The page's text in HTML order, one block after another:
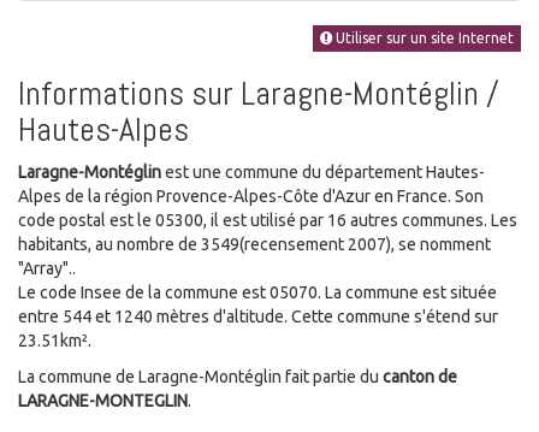
Utiliser sur un site Internet
Informations sur Laragne-Montéglin /
Hautes-Alpes
Laragne-Montéglinest une commune du département Hautes-
Alpes de la région Provence-Alpes-Côte d'Azur en France. Son
code postal est le 05300, il est utilisé par 16 autres communes. Les
habitants, au nombre de 3549(recensement 2007), se nomment
"Array"..
Le code Insee de la commune est 05070. La commune est située
entre 544 et 1240 mètres d'altitude. Cette commune s'étend sur
23.51km².
La commune de Laragne-Montéglin fait partie du canton de
LARAGNE-MONTEGLIN.